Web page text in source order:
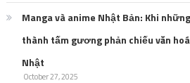
Manga và anime Nhật Bản: Khi
thành tấm gương phản chiếu văn
Nhật
October 27, 2025